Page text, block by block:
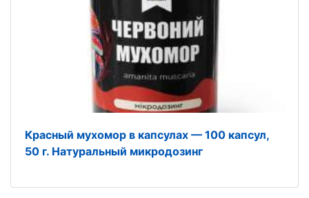
Красный мухомор в капсулах — 100 капсул,
50 г. Натуральный микродозинг